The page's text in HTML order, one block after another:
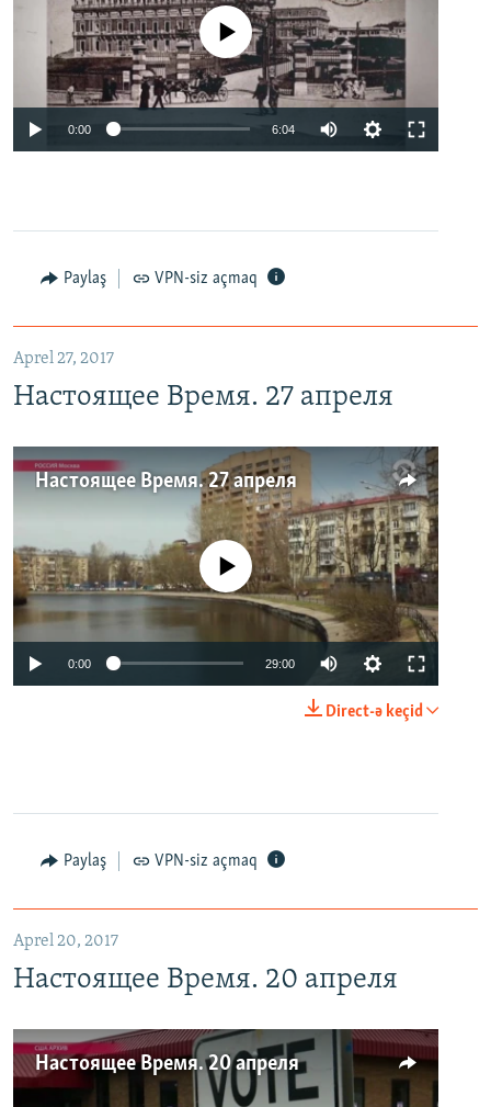
No media source currently available
0:00 6:04
Paylaş VPN-siz açmaq
Aprel 27, 2017
Настоящее Время. 27 апреля
Настоящее Время. 27 апреля
No media source currently available
0:00 29:00
Direct-ə keçid
Paylaş VPN-siz açmaq
Aprel 20, 2017
Настоящее Время. 20 апреля
Настоящее Время. 20 апреля